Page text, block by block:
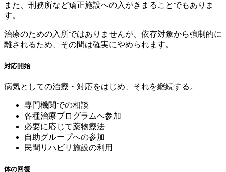
また、刑務所など矯正施設への入がきまることでもありま
す。
治療のための入所ではありませんが、依存対象から強制的に
離されるため、その間は確実にやめられます。
対応開始
病気としての治療・対応をはじめ、それを継続する。
専門機関での相談
各種治療プログラムへ参加
必要に応じて薬物療法
自助グループへの参加
民間リハビリ施設の利用
体の回復